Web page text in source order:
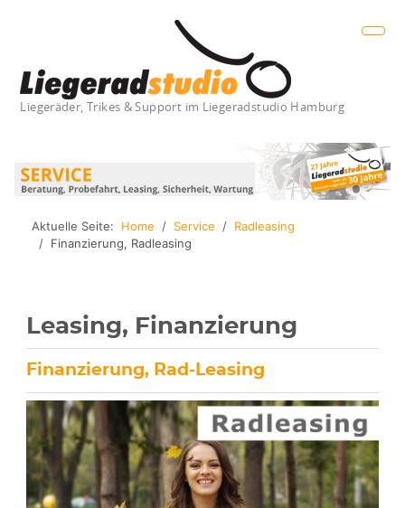
Liegeräder, Trikes & Support im Liegeradstudio Hamburg
Aktuelle Seite: Home Service
Radleasing
Finanzierung, Radleasing
Leasing, Finanzierung
Finanzierung, Rad-Leasing